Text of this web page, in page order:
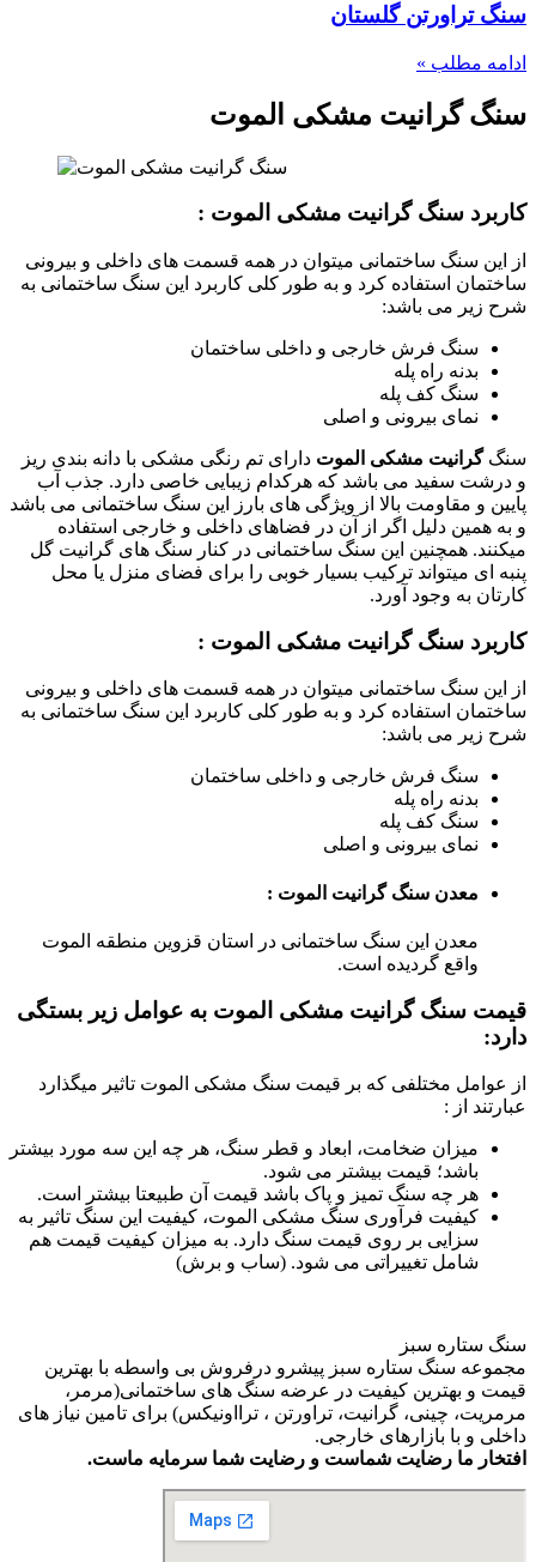
سنگ تراورتن گلستان
ادامه مطلب »
سنگ گرانیت مشکی الموت
کاربرد سنگ گرانیت مشکی الموت :
از این سنگ ساختمانی میتوان در همه قسمت های داخلی و بیرونی
ساختمان استفاده کرد و به طور کلی کاربرد این سنگ ساختمانی به
شرح زیر می باشد:
سنگ فرش خارجی و داخلی ساختمان
بدنه راه پله
سنگ کف پله
نمای بیرونی و اصلی
سنگگرانیت مشکی الموت دارای تم رنگی مشکی با دانه بندی ریز
و درشت سفید می باشد که هرکدام زیبایی خاصی دارد. جذب آب
پایین و مقاومت بالا از ویژگی های بارز این سنگ ساختمانی می باشد
و به همین دلیل اگر از آن در فضاهای داخلی و خارجی استفاده
میکنند. همچنین این سنگ ساختمانی در کنار سنگ های گرانیت گل
پنبه ای میتواند ترکیب بسیار خوبی را برای فضای منزل یا محل
کارتان به وجود آورد.
کاربرد سنگ گرانیت مشکی الموت :
از این سنگ ساختمانی میتوان در همه قسمت های داخلی و بیرونی
ساختمان استفاده کرد و به طور کلی کاربرد این سنگ ساختمانی به
شرح زیر می باشد:
سنگ فرش خارجی و داخلی ساختمان
بدنه راه پله
سنگ کف پله
نمای بیرونی و اصلی
معدن سنگگرانیت الموت :
معدن این سنگ ساختمانی در استان قزوین منطقه الموت
واقع گردیده است.
قیمت سنگ گرانیت مشکی الموت به عوامل زیر بستگی
دارد:
از عوامل مختلفی که بر قیمت سنگ مشکی الموت تاثیر میگذارد
عبارتند از :
میزان ضخامت، ابعاد و قطر سنگ، هر چه این سه مورد بیشتر
باشد؛ قیمت بیشتر می شود.
هر چه سنگ تمیز و پاک باشد قیمت آن طبیعتا بیشتر است.
کیفیت فرآوری سنگ مشکی الموت، کیفیت این سنگ تاثیر به
سزایی بر روی قیمت سنگ دارد. به میزان کیفیت قیمت هم
شامل تغییراتی می شود. (ساب و برش)
سنگ ستاره سبز
مجموعه سنگ ستاره سبز پیشرو درفروش بی واسطه با بهترین
قیمت و بهترین کیفیت در عرضه سنگ های ساختمانی(مرمر،
مرمریت، چینی، گرانیت، تراورتن ، ترااونیکس) برای تامین نیاز های
داخلی و با بازارهای خارجی.
افتخار ما رضایت شماست و رضایت شما سرمایه ماست.